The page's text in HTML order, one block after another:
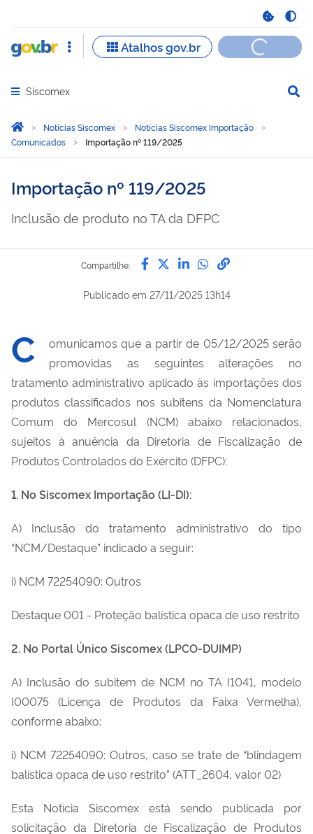
Abrir menu principal de navegação
Siscomex
Você está aqui:
Página Inicial
Notícias Siscomex
Notícias Siscomex Importação
Comunicados
Importação nº 119/2025
Importação nº 119/2025
Inclusão de produto no TA da DFPC
Compartilhe: Compartilhe por Facebook
Compartilhe por Twitter
Compartilhe por
Compartilhe
link para
Publicado em 27/11/2025 13h14
C
omunicamos que a partir de 05/12/2025 serão
promovidas as seguintes alterações no
tratamento administrativo aplicado às importações dos
produtos classificados nos subitens da Nomenclatura
Comum do Mercosul (NCM) abaixo relacionados,
sujeitos à anuência da Diretoria de Fiscalização de
Produtos Controlados do Exército (DFPC):
1. No Siscomex Importação (LI-DI):
A) Inclusão do tratamento administrativo do tipo
“NCM/Destaque” indicado a seguir:
i) NCM 72254090: Outros
Destaque 001 - Proteção balística opaca de uso restrito
2. No Portal Único Siscomex (LPCO-DUIMP)
A) Inclusão do subitem de NCM no TA I1041, modelo
I00075 (Licença de Produtos da Faixa Vermelha),
conforme abaixo:
i) NCM 72254090: Outros, caso se trate de “blindagem
balística opaca de uso restrito” (ATT_2604, valor 02)
Esta Notícia Siscomex está sendo publicada por
solicitação da Diretoria de Fiscalização de Produtos